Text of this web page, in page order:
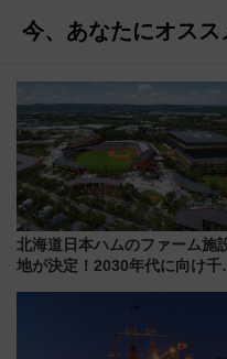
今、あなたにオスス
北海道日本ハムのファーム施
地が決定！2030年代に向け千